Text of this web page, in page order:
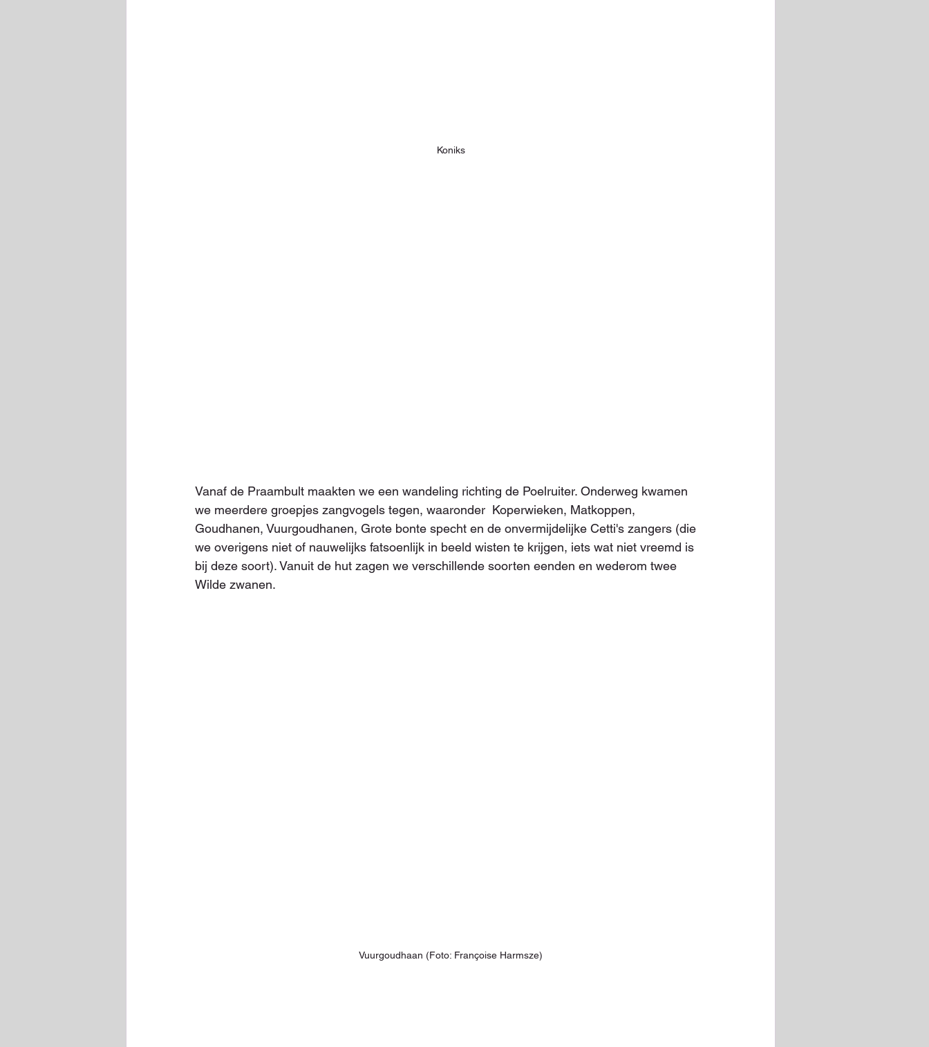
Koniks
Vanaf de Praambult maakten we een wandeling richting de Poelruiter. Onderweg kwamen
we meerdere groepjes zangvogels tegen, waaronder  Koperwieken, Matkoppen,
Goudhanen, Vuurgoudhanen, Grote bonte specht en de onvermijdelijke Cetti's zangers (die
we overigens niet of nauwelijks fatsoenlijk in beeld wisten te krijgen, iets wat niet vreemd is
bij deze soort). Vanuit de hut zagen we verschillende soorten eenden en wederom twee
Wilde zwanen.
Vuurgoudhaan (Foto: Françoise Harmsze)